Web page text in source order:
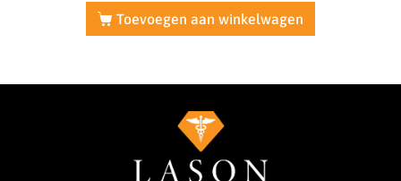
Toevoegen aan winkelwagen